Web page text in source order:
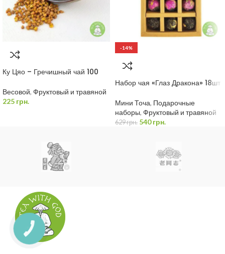
Ку Цяо – Гречишный чай 100
Весовой, Фруктовый и травяной
225 грн.
-14%
Набор чая «Глаз Дракона» 18шт
Мини Точа, Подарочные
наборы, Фруктовый и травяной
629грн. 540грн.